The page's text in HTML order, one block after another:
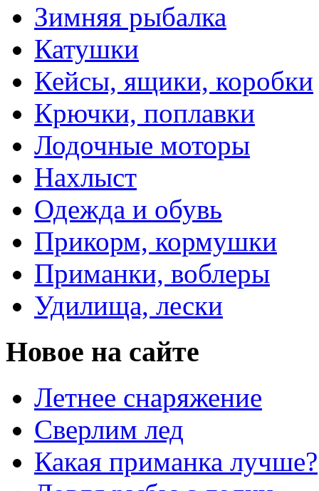
Зимняя рыбалка
Катушки
Кейсы, ящики, коробки
Крючки, поплавки
Лодочные моторы
Нахлыст
Одежда и обувь
Прикорм, кормушки
Приманки, воблеры
Удилища, лески
Новое на сайте
Летнее снаряжение
Сверлим лед
Какая приманка лучше?